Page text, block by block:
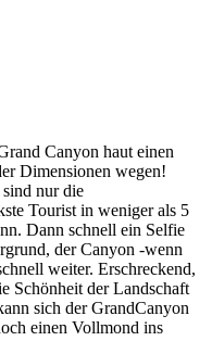
Canyon haut einen
Dimensionen wegen!
nur die
Tourist in weniger als 5
Dann schnell ein Selfie
der Canyon -wenn
weiter. Erschreckend,
Schönheit der Landschaft
sich der GrandCanyon
einen Vollmond ins